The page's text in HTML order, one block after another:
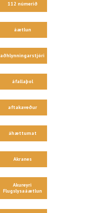
112 númerið
áætlun
aðhlynningarstjóri
áfallaþol
aftakaveður
áhættumat
Akranes
Akureyri
Flugslysaáætlun